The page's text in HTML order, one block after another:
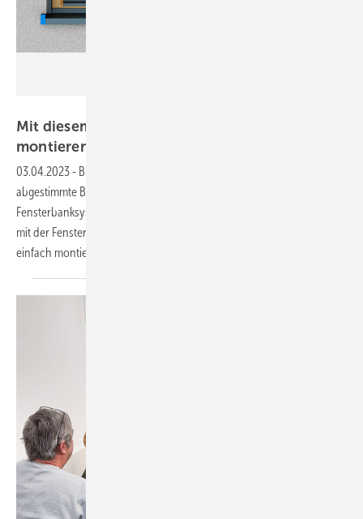
Mit diesem Fensterbanksystem von BUG sicher
montieren
03.04.2023 - BUG Aluminium-Systeme entwickelt aufeinander
abgestimmte Bauteile für das montagefreundliche und sichere
Fensterbanksystem „BUG System 500“. Die BUG Systembauteile sind
mit der Fensterbank schlagregendicht in sich geprüft und bilden eine
einfach montierbare